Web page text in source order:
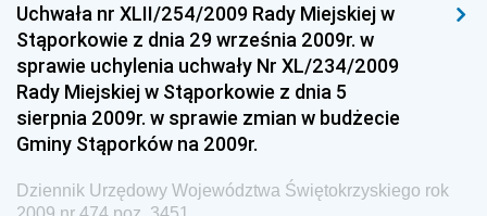
Dziennik Urzędowy Ministra Rozwoju
Dziennik Urzędowy Ministra Infrastruktury i
Budownictwa
Dziennik Urzędowy Ministra Gospodarki Morskiej i
Żeglugi Śródlądowej
Dziennik Urzędowy Ministra Energii
Uchwała nr XLII/254/2009 Rady Miejskiej w
Stąporkowie z dnia 29 września 2009r. w
sprawie uchylenia uchwały Nr XL/234/2009
Rady Miejskiej w Stąporkowie z dnia 5
sierpnia 2009r. w sprawie zmian w budżecie
Gminy Stąporków na 2009r.
Dziennik Urzędowy Województwa Świętokrzyskiego rok